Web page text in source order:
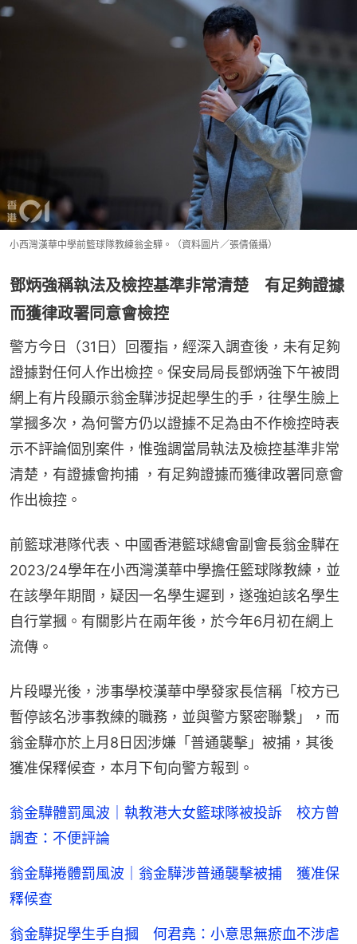
小西灣漢華中學前籃球隊教練翁金驊。（資料圖片／張倩儀攝）
鄧炳強稱執法及檢控基準非常清楚 有足夠證據
而獲律政署同意會檢控
警方今日（31日）回覆指，經深入調查後，未有足夠
證據對任何人作出檢控。保安局局長鄧炳強下午被問
網上有片段顯示翁金驊涉捉起學生的手，往學生臉上
掌摑多次，為何警方仍以證據不足為由不作檢控時表
示不評論個別案件，惟強調當局執法及檢控基準非常
清楚，有證據會拘捕 ，有足夠證據而獲律政署同意會
作出檢控。
前籃球港隊代表、中國香港籃球總會副會長翁金驊在
2023/24學年在小西灣漢華中學擔任籃球隊教練，並
在該學年期間，疑因一名學生遲到，遂強迫該名學生
自行掌摑。有關影片在兩年後，於今年6月初在網上
流傳。
片段曝光後，涉事學校漢華中學發家長信稱「校方已
暫停該名涉事教練的職務，並與警方緊密聯繫」，而
翁金驊亦於上月8日因涉嫌「普通襲擊」被捕，其後
獲准保釋候查，本月下旬向警方報到。
翁金驊體罰風波｜執教港大女籃球隊被投訴 校方曾
調查：不便評論
翁金驊捲體罰風波｜翁金驊涉普通襲擊被捕 獲准保
釋候查
翁金驊捉學生手自摑 何君堯：小意思無瘀血不涉虐